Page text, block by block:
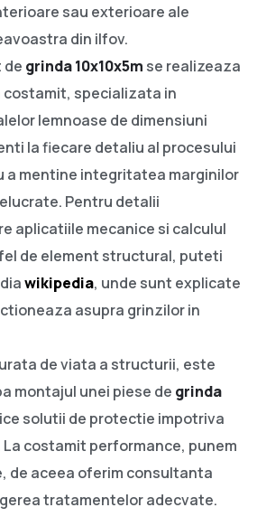
sau exterioare ale
din ilfov.
de grinda 10x10x5m se realizeaza
specializata in
lemnoase de dimensiuni
la fiecare detaliu al procesului
a mentine integritatea marginilor
Pentru detalii
aplicatiile mecanice si calculul
de element structural, puteti
wikipedia, unde sunt explicate
asupra grinzilor in
de viata a structurii, este
montajul unei piese de grinda
solutii de protectie impotriva
La costamit performance, punem
de aceea oferim consultanta
tratamentelor adecvate.